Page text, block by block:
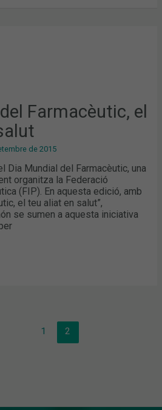
Farmacèutic, el
de 2015
Dia Mundial del Farmacèutic, una
organitza la Federació
(FIP). En aquesta edició, amb
el teu aliat en salut”,
se sumen a aquesta iniciativa
1 2